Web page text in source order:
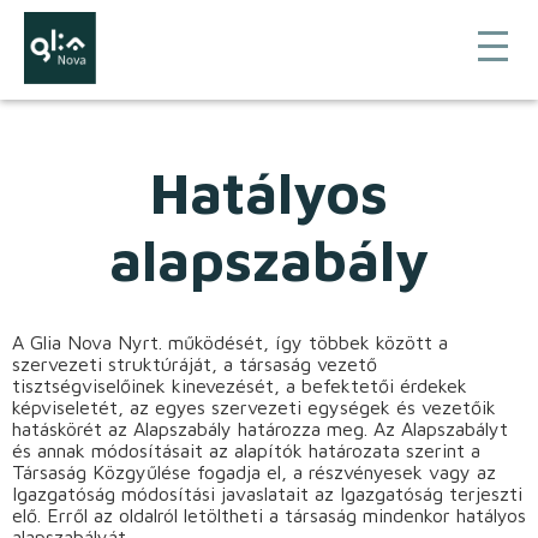
Hatályos
alapszabály
A Glia Nova Nyrt. működését, így többek között a
szervezeti struktúráját, a társaság vezető
tisztségviselőinek kinevezését, a befektetői érdekek
képviseletét, az egyes szervezeti egységek és vezetőik
hatáskörét az Alapszabály határozza meg. Az Alapszabályt
és annak módosításait az alapítók határozata szerint a
Társaság Közgyűlése fogadja el, a részvényesek vagy az
Igazgatóság módosítási javaslatait az Igazgatóság terjeszti
elő. Erről az oldalról letöltheti a társaság mindenkor hatályos